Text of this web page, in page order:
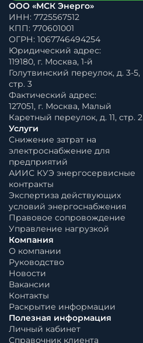
ООО «МСК Энерго»
ИНН: 7725567512
КПП: 770601001
ОГРН: 1067746494254
Юридический адрес:
119180, г. Москва, 1-й
Голутвинский переулок, д. 3-5,
стр. 3
Фактический адрес:
127051, г. Москва, Малый
Каретный переулок, д. 11, стр. 2
Услуги
Снижение затрат на
электроснабжение для
предприятий
АИИС КУЭ энергосервисные
контракты
Экспертиза действующих
условий энергоснабжения
Правовое сопровождение
Управление нагрузкой
Компания
О компании
Руководство
Новости
Вакансии
Контакты
Раскрытие информации
Полезная информация
Личный кабинет
Справочник клиента